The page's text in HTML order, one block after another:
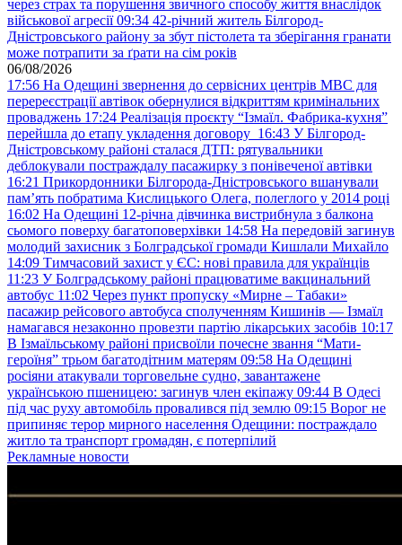
через страх та порушення звичного способу життя внаслідок
військової агресії 09:34 42-річний житель Білгород-
Дністровського району за збут пістолета та зберігання гранати
може потрапити за ґрати на сім років
06/08/2026
17:56 На Одещині звернення до сервісних центрів МВС для
перереєстрації автівок обернулися відкриттям кримінальних
проваджень 17:24 Реалізація проєкту “Ізмаїл. Фабрика-кухня”
перейшла до етапу укладення договору 16:43 У Білгород-
Дністровському районі сталася ДТП: рятувальники
деблокували постраждалу пасажирку з понівеченої автівки
16:21 Прикордонники Білгорода-Дністровського вшанували
пам’ять побратима Кислицького Олега, полеглого у 2014 році
16:02 На Одещині 12-річна дівчинка вистрибнула з балкона
сьомого поверху багатоповерхівки 14:58 На передовій загинув
молодий захисник з Болградської громади Кишлали Михайло
14:09 Тимчасовий захист у ЄС: нові правила для українців
11:23 У Болградському районі працюватиме вакцинальний
автобус 11:02 Через пункт пропуску «Мирне – Табаки»
пасажир рейсового автобуса сполученням Кишинів — Ізмаїл
намагався незаконно провезти партію лікарських засобів 10:17
В Ізмаїльському районі присвоїли почесне звання “Мати-
героїня” трьом багатодітним матерям 09:58 На Одещині
росіяни атакували торговельне судно, завантажене
українською пшеницею: загинув член екіпажу 09:44 В Одесі
під час руху автомобіль провалився під землю 09:15 Ворог не
припиняє терор мирного населення Одещини: постраждало
житло та транспорт громадян, є потерпілий
Рекламные новости